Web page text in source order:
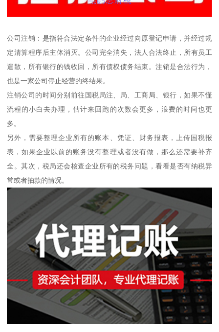
公司注销：是指符合法定条件的企业经过向原登记申请，并经过规
定清算程序后主体消灭。公司完全消失，法人合法终止，所有员工
遣散，所有银行的钱收回，所有债权债务结束。注销是合法行为，
也是一家公司停止经营的终结果。
注销公司的时间分别前往国税局注、局、工商局、银行，如果不懂
流程的小白去办理，估计来回跑的次数会更多，浪费的时间也更
多。
另外，需要整理企业所有的账本、凭证、财务报表，上传国税报
表，如果企业以前的账务没有整理或者没有做，那么还需要补齐
全。其次，税局还会核查企业所有的税务问题，看看是否有纳税异
常或者抽款的情况。